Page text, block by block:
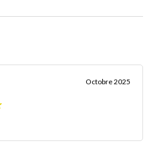
Octobre 2025